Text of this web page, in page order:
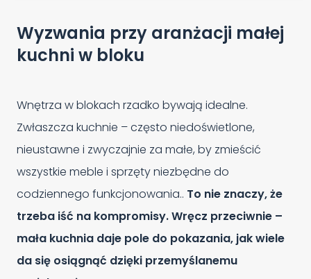
Wyzwania przy aranżacji małej
kuchni w bloku
Wnętrza w blokach rzadko bywają idealne.
Zwłaszcza kuchnie – często niedoświetlone,
nieustawne i zwyczajnie za małe, by zmieścić
wszystkie meble i sprzęty niezbędne do
codziennego funkcjonowania.. To nie znaczy, że
trzeba iść na kompromisy. Wręcz przeciwnie –
mała kuchnia daje pole do pokazania, jak wiele
da się osiągnąć dzięki przemyślanemu